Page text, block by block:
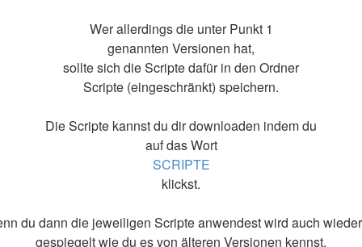
Wer allerdings die unter Punkt 1
genannten Versionen hat,
sollte sich die Scripte dafür in den Ordner
Scripte (eingeschränkt) speichern.
Die Scripte kannst du dir downloaden indem du
auf das Wort
SCRIPTE
klickst.
du dann die jeweiligen Scripte anwendest wird auch
gespiegelt wie du es von älteren Versionen kennst.